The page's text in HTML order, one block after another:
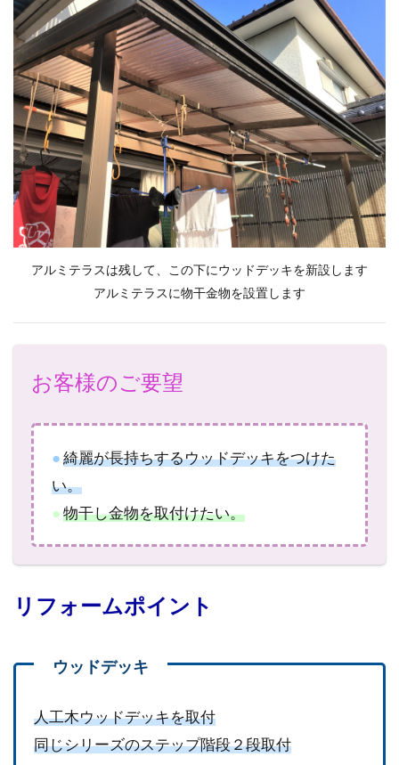
アルミテラスは残して、この下にウッドデッキを新設します
アルミテラスに物干金物を設置します
お客様のご要望
●綺麗が長持ちするウッドデッキをつけた
い。
●物干し金物を取付けたい。
リフォームポイント
人工木ウッドデッキを取付
同じシリーズのステップ階段２段取付